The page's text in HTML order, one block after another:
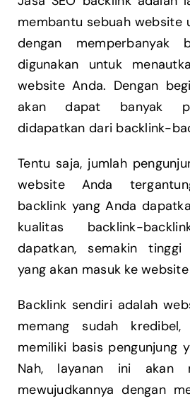
membantu sebuah website
dengan memperbanyak
digunakan untuk
website Anda. Dengan
akan dapat banyak
didapatkan dari backlink-
Tentu saja, jumlah
website Anda
backlink yang Anda
kualitas backlink-
dapatkan, semakin tinggi
yang akan masuk ke
Backlink sendiri adalah
memang sudah
memiliki basis pengunjung
Nah, layanan ini akan
mewujudkannya dengan